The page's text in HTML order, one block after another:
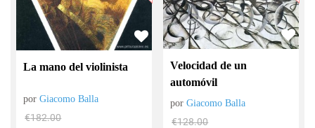
La mano del violinista
porGiacomo Balla
€182.00
Velocidad de un
automóvil
porGiacomo Balla
€128.00